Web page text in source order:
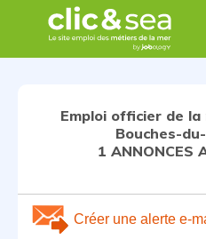
Emploi officier de la
Bouches-
1 ANNONCES
Créer une alerte e-